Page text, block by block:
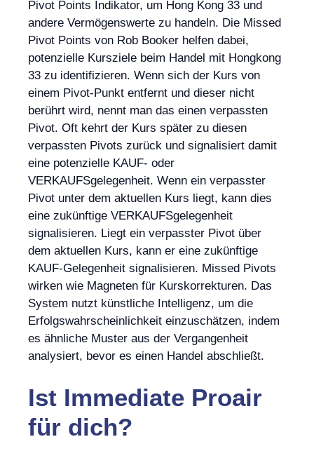
Pivot Points Indikator, um Hong Kong 33 und
andere Vermögenswerte zu handeln. Die Missed
Pivot Points von Rob Booker helfen dabei,
potenzielle Kursziele beim Handel mit Hongkong
33 zu identifizieren. Wenn sich der Kurs von
einem Pivot-Punkt entfernt und dieser nicht
berührt wird, nennt man das einen verpassten
Pivot. Oft kehrt der Kurs später zu diesen
verpassten Pivots zurück und signalisiert damit
eine potenzielle KAUF- oder
VERKAUFSgelegenheit. Wenn ein verpasster
Pivot unter dem aktuellen Kurs liegt, kann dies
eine zukünftige VERKAUFSgelegenheit
signalisieren. Liegt ein verpasster Pivot über
dem aktuellen Kurs, kann er eine zukünftige
KAUF-Gelegenheit signalisieren. Missed Pivots
wirken wie Magneten für Kurskorrekturen. Das
System nutzt künstliche Intelligenz, um die
Erfolgswahrscheinlichkeit einzuschätzen, indem
es ähnliche Muster aus der Vergangenheit
analysiert, bevor es einen Handel abschließt.
Ist Immediate Proair
für dich?